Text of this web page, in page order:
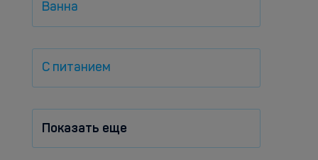
Ванна
С питанием
Показать еще